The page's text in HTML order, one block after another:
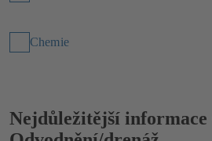
Chemie
Nejdůležitější informace